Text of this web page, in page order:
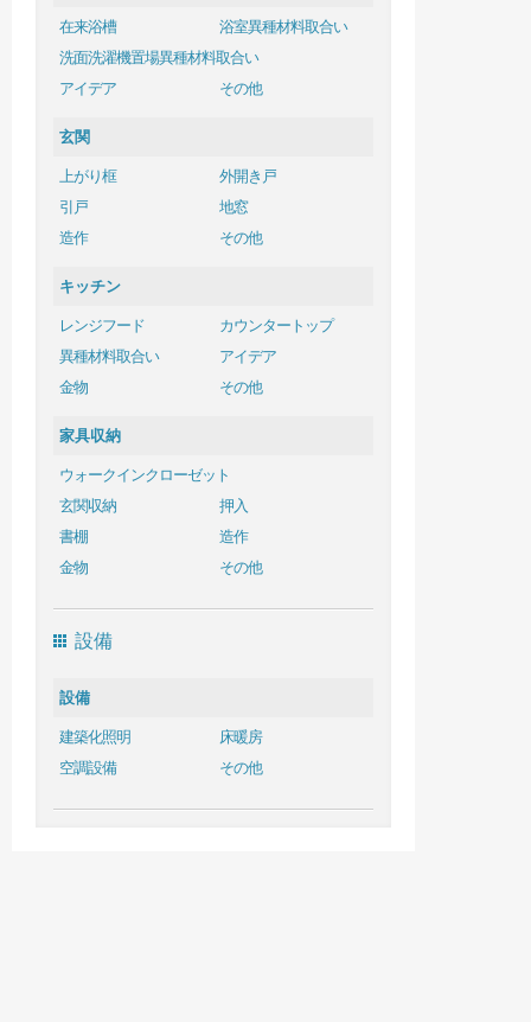
在来浴槽
浴室異種材料取合い
洗面洗濯機置場異種材料取合い
アイデア
その他
玄関
上がり框
外開き戸
引戸
地窓
造作
その他
キッチン
レンジフード
カウンタートップ
異種材料取合い
アイデア
金物
その他
家具収納
ウォークインクローゼット
玄関収納
押入
書棚
造作
金物
その他
設備
設備
建築化照明
床暖房
空調設備
その他